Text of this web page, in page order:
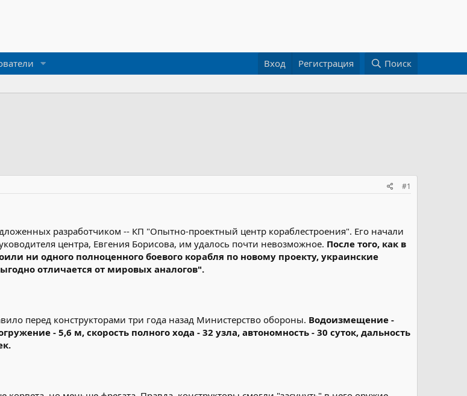
Вход Регистрация Поиск
#1
разработчиком -- КП "Опытно-проектный центр кораблестроения". Его начали
центра, Евгения Борисова, им удалось почти невозможное. После того, как в
ни одного полноценного боевого корабля по новому проекту, украинские
отличается от мировых аналогов".
перед конструкторами три года назад Министерство обороны. Водоизмещение -
- 5,6 м, скорость полного хода - 32 узла, автономность - 30 суток, дальность